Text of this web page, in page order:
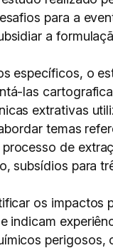
para a
a
específicos, o
las
extrativas
temas
de
subsídios para
os impactos
indicam
perigosos,